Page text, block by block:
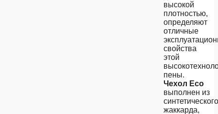
высокой
плотностью,
определяют
отличные
свойства
этой
пены.
Чехол Eco
выполнен из
синтетического
жаккарда,